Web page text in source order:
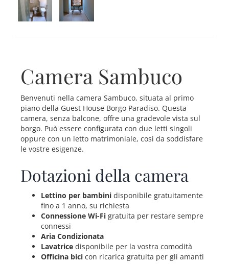
Camera Sambuco
Benvenuti nella camera Sambuco, situata al primo
piano della Guest House Borgo Paradiso. Questa
camera, senza balcone, offre una gradevole vista sul
borgo. Può essere configurata con due letti singoli
oppure con un letto matrimoniale, così da soddisfare
le vostre esigenze.
Dotazioni della camera
Lettino per bambinidisponibile gratuitamente
fino a 1 anno, su richiesta
Connessione Wi-Figratuita per restare sempre
connessi
Aria Condizionata
Lavatricedisponibile per la vostra comodità
Officina bicicon ricarica gratuita per gli amanti